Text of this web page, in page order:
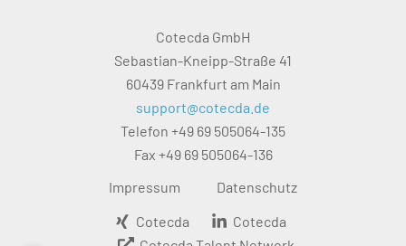
Cotecda GmbH
Sebastian-Kneipp-Straße 41
60439 Frankfurt am Main
support@cotecda.de
Telefon +49 69 505064-135
Fax +49 69 505064-136
Impressum
Datenschutz
Cotecda
Cotecda